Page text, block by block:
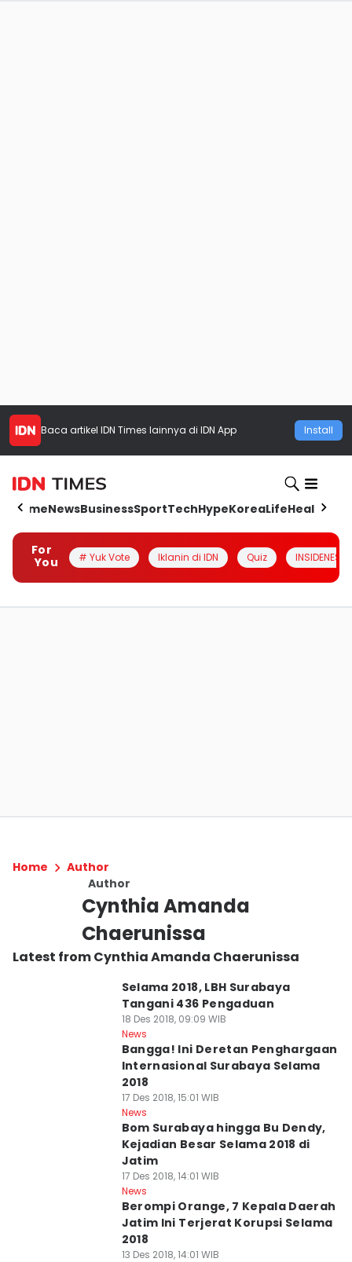
Baca artikel IDN Times lainnya di IDN App Install
HomeNewsBusinessSportTechHypeKoreaLifeHealth
For
You
# Yuk Vote Iklanin di IDN Quiz INSIDENESIA
Home
Author
Author
Cynthia Amanda
Chaerunissa
Latest from Cynthia Amanda Chaerunissa
Selama 2018, LBH Surabaya
Tangani 436 Pengaduan
18 Des 2018, 09:09 WIB
News
Bangga! Ini Deretan Penghargaan
Internasional Surabaya Selama
2018
17 Des 2018, 15:01 WIB
News
Bom Surabaya hingga Bu Dendy,
Kejadian Besar Selama 2018 di
Jatim
17 Des 2018, 14:01 WIB
News
Berompi Orange, 7 Kepala Daerah
Jatim Ini Terjerat Korupsi Selama
2018
13 Des 2018, 14:01 WIB